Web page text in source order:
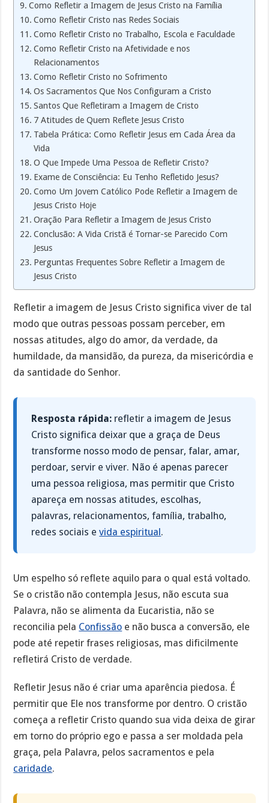
Como Refletir a Imagem de Jesus Cristo na Família
Como Refletir Cristo nas Redes Sociais
Como Refletir Cristo no Trabalho, Escola e Faculdade
Como Refletir Cristo na Afetividade e nos
Relacionamentos
Como Refletir Cristo no Sofrimento
Os Sacramentos Que Nos Configuram a Cristo
Santos Que Refletiram a Imagem de Cristo
7 Atitudes de Quem Reflete Jesus Cristo
Tabela Prática: Como Refletir Jesus em Cada Área da
Vida
O Que Impede Uma Pessoa de Refletir Cristo?
Exame de Consciência: Eu Tenho Refletido Jesus?
Como Um Jovem Católico Pode Refletir a Imagem de
Jesus Cristo Hoje
Oração Para Refletir a Imagem de Jesus Cristo
Conclusão: A Vida Cristã é Tornar-se Parecido Com
Jesus
Perguntas Frequentes Sobre Refletir a Imagem de
Jesus Cristo
Refletir a imagem de Jesus Cristo significa viver de tal
modo que outras pessoas possam perceber, em
nossas atitudes, algo do amor, da verdade, da
humildade, da mansidão, da pureza, da misericórdia e
da santidade do Senhor.
Resposta rápida: refletir a imagem de Jesus
Cristo significa deixar que a graça de Deus
transforme nosso modo de pensar, falar, amar,
perdoar, servir e viver. Não é apenas parecer
uma pessoa religiosa, mas permitir que Cristo
apareça em nossas atitudes, escolhas,
palavras, relacionamentos, família, trabalho,
redes sociais evida espiritual .
Um espelho só reflete aquilo para o qual está voltado.
Se o cristão não contempla Jesus, não escuta sua
Palavra, não se alimenta da Eucaristia, não se
reconcilia pela Confissão e não busca a conversão, ele
pode até repetir frases religiosas, mas dificilmente
refletirá Cristo de verdade.
Refletir Jesus não é criar uma aparência piedosa. É
permitir que Ele nos transforme por dentro. O cristão
começa a refletir Cristo quando sua vida deixa de girar
em torno do próprio ego e passa a ser moldada pela
graça, pela Palavra, pelos sacramentos e pela
caridade.